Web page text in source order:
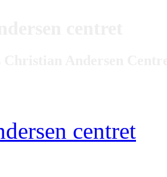
centret